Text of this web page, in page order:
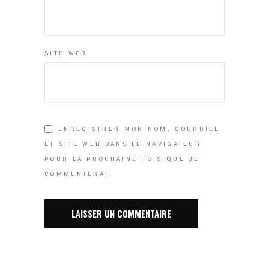
SITE WEB
ENREGISTRER MON NOM, COURRIEL
ET SITE WEB DANS LE NAVIGATEUR
POUR LA PROCHAINE FOIS QUE JE
COMMENTERAI.